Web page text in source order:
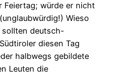
Feiertag; würde er nicht
Wieso
sollten deutsch-
diesen Tag
halbwegs gebildete
Leuten die